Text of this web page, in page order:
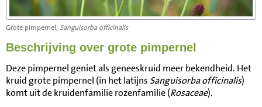
Grote pimpernel, Sanguisorba officinalis
Beschrijving over grote pimpernel
Deze pimpernel geniet als geneeskruid meer bekendheid. Het
kruid grote pimpernel (in het latijns Sanguisorba officinalis)
komt uit de kruidenfamilie rozenfamilie (Rosaceae).